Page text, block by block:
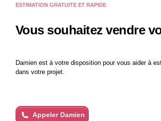
ESTIMATION GRATUITE ET RAPIDE
Vous souhaitez vendre
Damien est à votre disposition pour vous aider à
dans votre projet.
Appeler Damien